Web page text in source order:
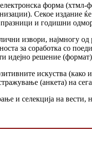
форма
Секое издание
и годишни
извори, најмногу
за соработка со
идејно решение
искуства
(анкета) на
и селекција на вести,